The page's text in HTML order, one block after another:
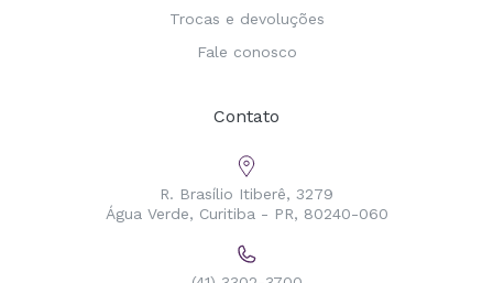
Trocas e devoluções
Fale conosco
Contato
R. Brasílio Itiberê, 3279
Água Verde, Curitiba - PR, 80240-060